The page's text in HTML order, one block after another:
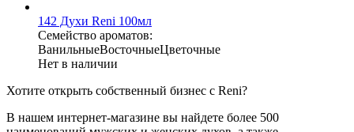
142 Духи Reni 100мл
Семейство ароматов:
ВанильныеВосточныеЦветочные
Нет в наличии
Хотите открыть собственный бизнес с Reni?
В нашем интернет-магазине вы найдете более 500